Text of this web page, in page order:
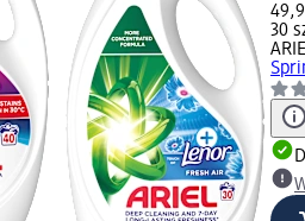
30